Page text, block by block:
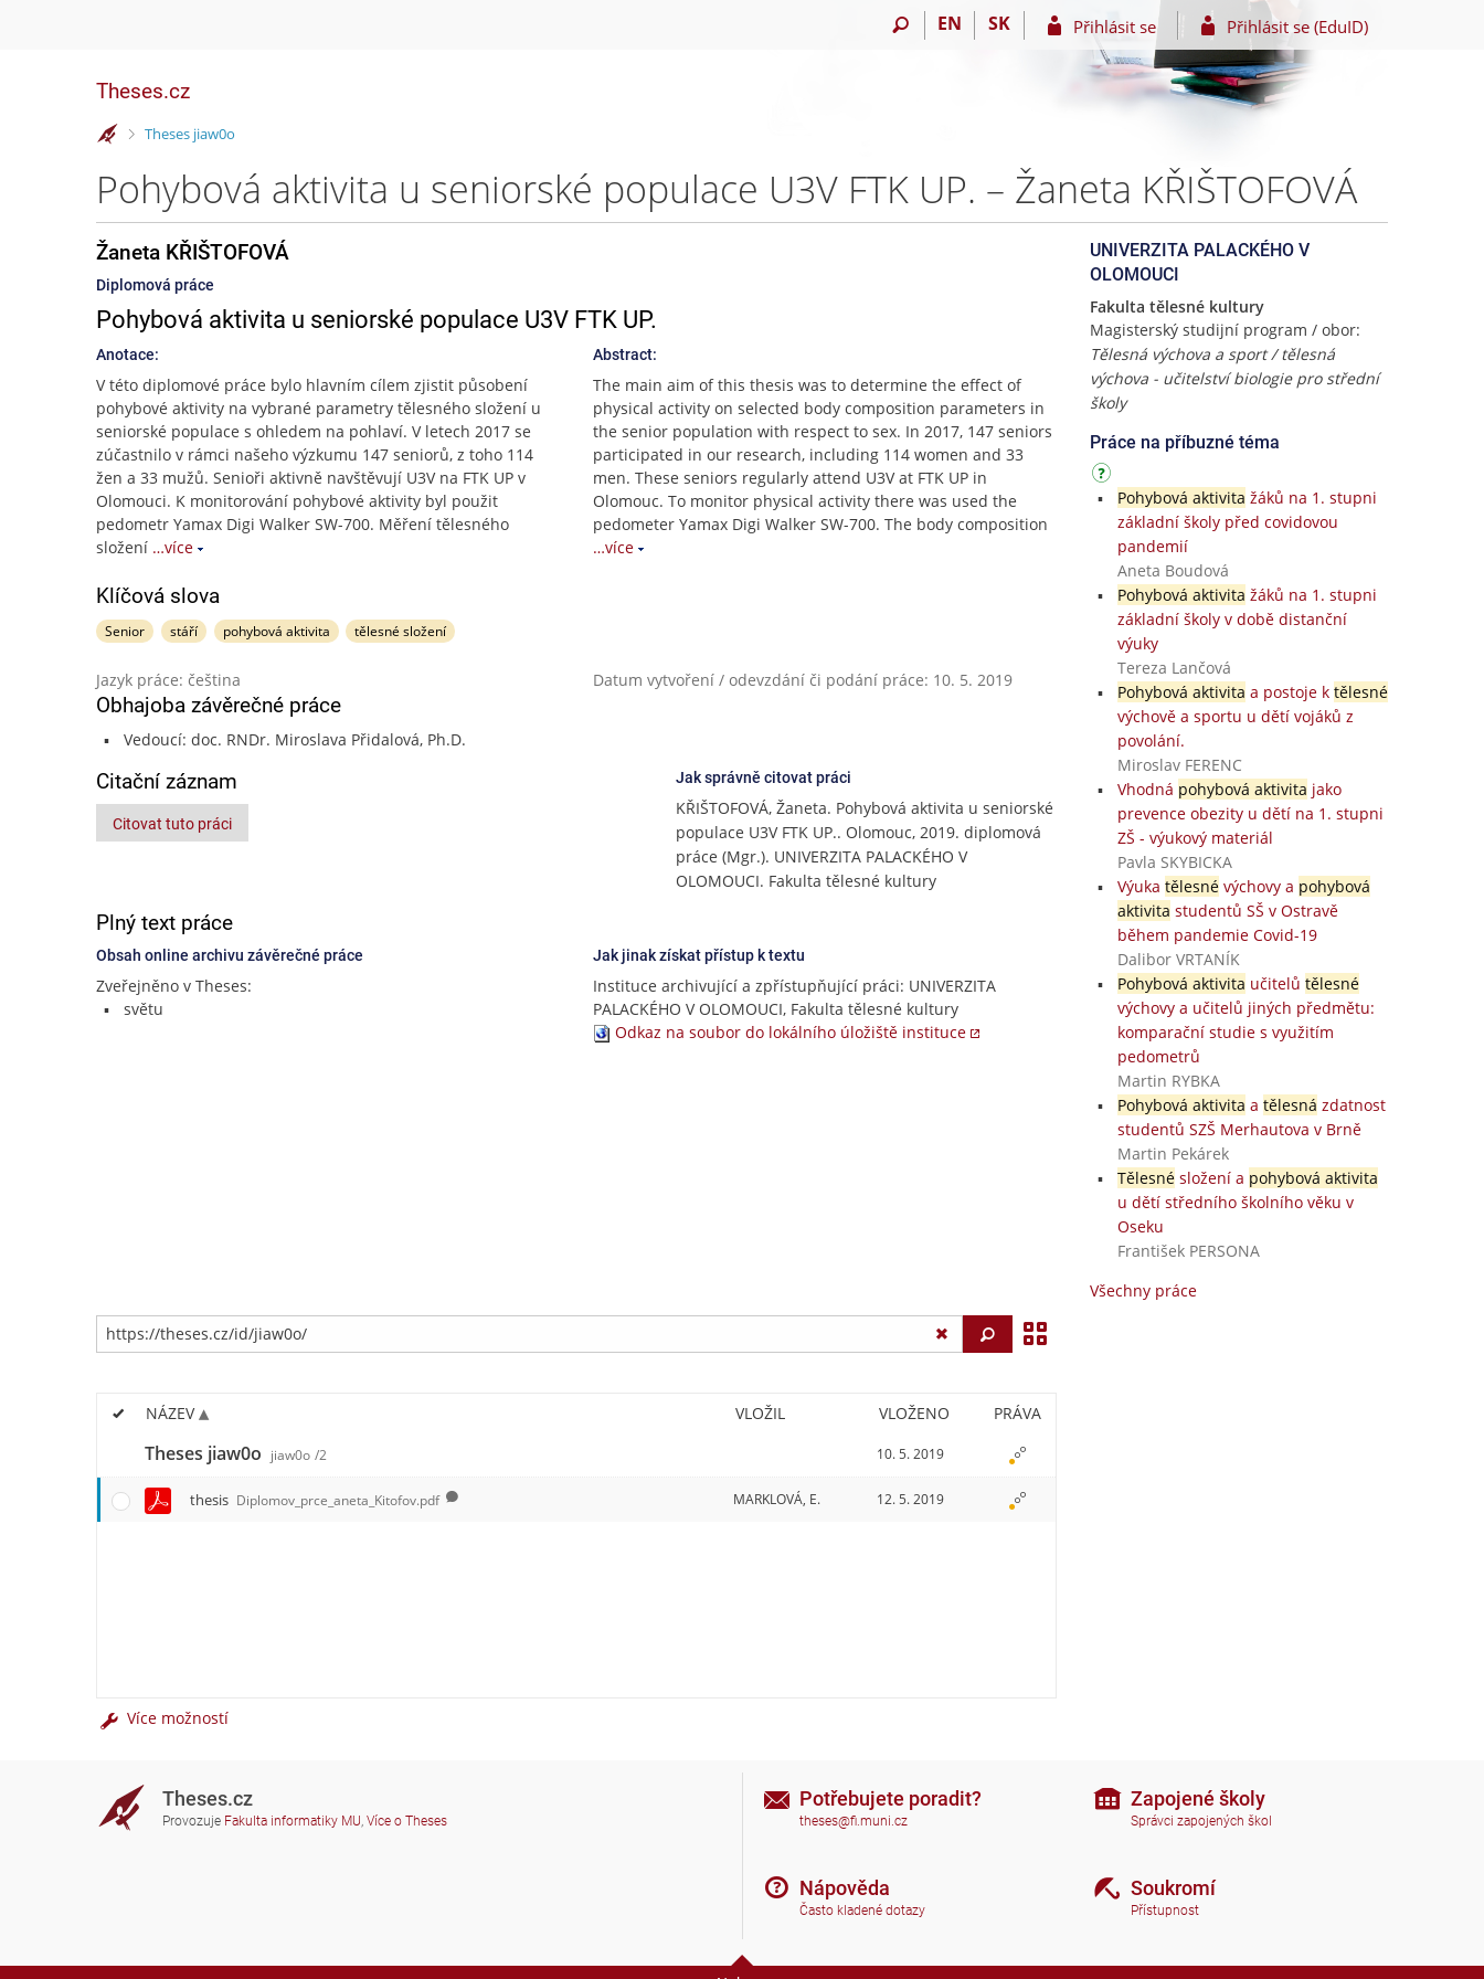
EN SK Přihlásit se Přihlásit se (EduID)
Theses.cz
>
Theses jiaw0o
Pohybová aktivita u seniorské populace U3V FTK UP. – Žaneta KŘIŠTOFOVÁ
Žaneta KŘIŠTOFOVÁ
Diplomová práce
Pohybová aktivita u seniorské populace U3V FTK UP.
Anotace:
V této diplomové práce bylo hlavním cílem zjistit působení
pohybové aktivity na vybrané parametry tělesného složení u
seniorské populace s ohledem na pohlaví. V letech 2017 se
zúčastnilo v rámci našeho výzkumu 147 seniorů, z toho 114
žen a 33 mužů. Senioři aktivně navštěvují U3V na FTK UP v
Olomouci. K monitorování pohybové aktivity byl použit
pedometr Yamax Digi Walker SW-700. Měření tělesného
složení …více
Abstract:
The main aim of this thesis was to determine the effect of
physical activity on selected body composition parameters in
the senior population with respect to sex. In 2017, 147 seniors
participated in our research, including 114 women and 33
men. These seniors regularly attend U3V at FTK UP in
Olomouc. To monitor physical activity there was used the
pedometer Yamax Digi Walker SW-700. The body composition
…více
Klíčová slova
Senior stáří pohybová aktivita tělesné složení
Jazyk práce: čeština Datum vytvoření / odevzdání či podání práce: 10. 5. 2019
Obhajoba závěrečné práce
Vedoucí: doc. RNDr. Miroslava Přidalová, Ph.D.
Citační záznam
Citovat tuto práci
Jak správně citovat práci
KŘIŠTOFOVÁ, Žaneta. Pohybová aktivita u seniorské
populace U3V FTK UP.. Olomouc, 2019. diplomová
práce (Mgr.). UNIVERZITA PALACKÉHO V
OLOMOUCI. Fakulta tělesné kultury
Plný text práce
Obsah online archivu závěrečné práce
Zveřejněno v Theses:
světu
Jak jinak získat přístup k textu
Instituce archivující a zpřístupňující práci: UNIVERZITA
PALACKÉHO V OLOMOUCI, Fakulta tělesné kultury
Odkaz na soubor do lokálního úložiště instituce
UNIVERZITA PALACKÉHO V
OLOMOUCI
Fakulta tělesné kultury
Magisterský studijní program / obor:
Tělesná výchova a sport / tělesná
výchova - učitelství biologie pro střední
školy
Práce na příbuzné téma
Pohybová aktivita žáků na 1. stupni
základní školy před covidovou
pandemií
Aneta Boudová
Pohybová aktivita žáků na 1. stupni
základní školy v době distanční
výuky
Tereza Lančová
Pohybová aktivita a postoje k tělesné
výchově a sportu u dětí vojáků z
povolání.
Miroslav FERENC
Vhodná pohybová aktivita jako
prevence obezity u dětí na 1. stupni
ZŠ - výukový materiál
Pavla SKYBICKA
Výuka tělesnévýchovy a pohybová
aktivita studentů SŠ v Ostravě
během pandemie Covid-19
Dalibor VRTANÍK
Pohybová aktivita učitelů tělesné
výchovy a učitelů jiných předmětu:
komparační studie s využitím
pedometrů
Martin RYBKA
Pohybová aktivita a tělesná zdatnost
studentů SZŠ Merhautova v Brně
Martin Pekárek
Tělesnésložení a pohybová aktivita
u dětí středního školního věku v
Oseku
František PERSONA
Všechny práce
Vyhledat
NÁZEV VLOŽIL VLOŽENO PRÁVA
Theses jiaw0o jiaw0o /2 10. 5. 2019
thesis Diplomov_prce_aneta_Kitofov.pdf MARKLOVÁ, E. 12. 5. 2019
Více možností
Theses.cz
Provozuje Fakulta informatiky MU, Více o Theses
Potřebujete poradit?
theses@fi.muni.cz
Nápověda
Často kladené dotazy
Zapojené školy
Správci zapojených škol
Soukromí
Přístupnost